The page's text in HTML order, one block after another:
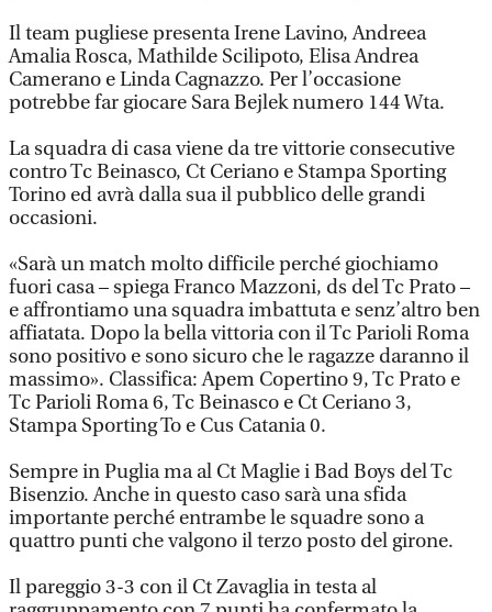
Il team pugliese presenta Irene Lavino, Andreea
Amalia Rosca, Mathilde Scilipoto, Elisa Andrea
Camerano e Linda Cagnazzo. Per l’occasione
potrebbe far giocare Sara Bejlek numero 144 Wta.
La squadra di casa viene da tre vittorie consecutive
contro Tc Beinasco, Ct Ceriano e Stampa Sporting
Torino ed avrà dalla sua il pubblico delle grandi
occasioni.
«Sarà un match molto difficile perché giochiamo
fuori casa – spiega Franco Mazzoni, ds del Tc Prato –
e affrontiamo una squadra imbattuta e senz’altro ben
affiatata. Dopo la bella vittoria con il Tc Parioli Roma
sono positivo e sono sicuro che le ragazze daranno il
massimo». Classifica: Apem Copertino 9, Tc Prato e
Tc Parioli Roma 6, Tc Beinasco e Ct Ceriano 3,
Stampa Sporting To e Cus Catania 0.
Sempre in Puglia ma al Ct Maglie i Bad Boys del Tc
Bisenzio. Anche in questo caso sarà una sfida
importante perché entrambe le squadre sono a
quattro punti che valgono il terzo posto del girone.
Il pareggio 3-3 con il Ct Zavaglia in testa al